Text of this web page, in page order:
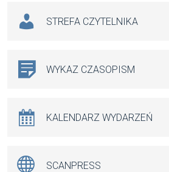
STREFA CZYTELNIKA
WYKAZ CZASOPISM
KALENDARZ WYDARZEŃ
SCANPRESS